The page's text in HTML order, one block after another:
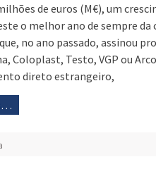
de euros (M€), um
o melhor ano de sempre
no ano passado, assinou
Coloplast, Testo, VGP ou
direto estrangeiro,